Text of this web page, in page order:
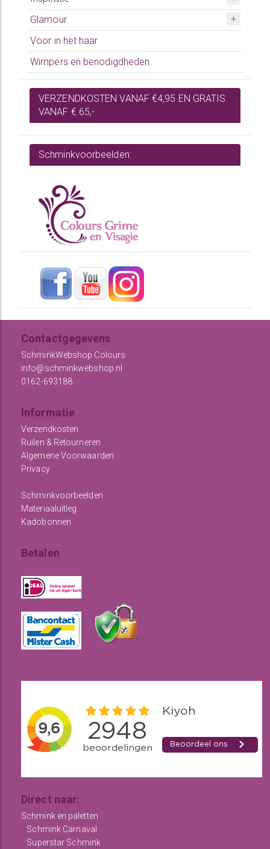
Glamour
Voor in het haar
Wimpers en benodigdheden
VERZENDKOSTEN VANAF €4,95 EN GRATIS
VANAF € 65,-
Schminkvoorbeelden:
Contactgegevens
SchminkWebshop Colours
info@schminkwebshop.nl
0162-693188
Informatie
Verzendkosten
Ruilen & Retourneren
Algemene Voorwaarden
Privacy
Schminkvoorbeelden
Materiaaluitleg
Kadobonnen
Betalen
Direct naar:
Schmink en paletten
Schmink Carnaval
Superstar Schmink